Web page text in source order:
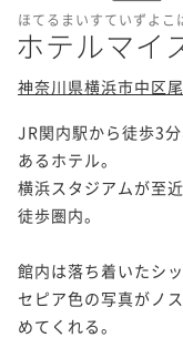
ほてるまいすていずよこ
ホテルマイ
神奈川県横浜市中区
JR関内駅から徒歩3
あるホテル。
横浜スタジアムが至
徒歩圏内。
館内は落ち着いたシ
セピア色の写真がノ
めてくれる。